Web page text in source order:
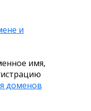
и
имя,
доменов